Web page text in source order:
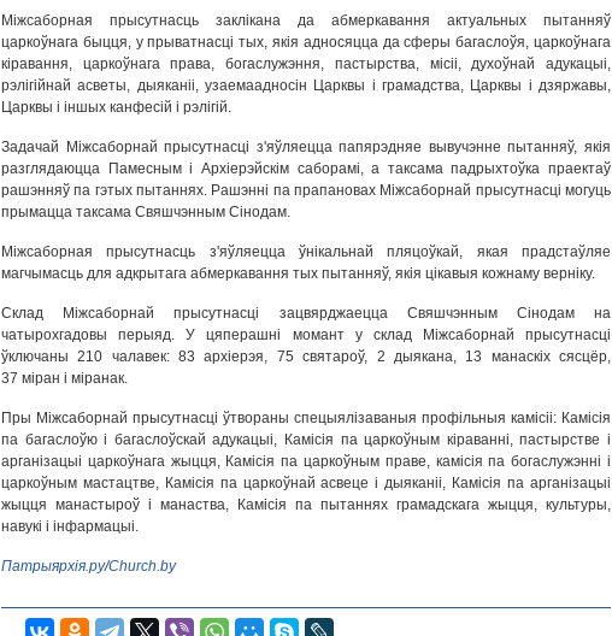
Міжсаборная прысутнасць заклікана да абмеркавання актуальных пытанняў
царкоўнага быцця, у прыватнасці тых, якія адносяцца да сферы багаслоўя, царкоўнага
кіравання, царкоўнага права, богаслужэння, пастырства, місіі, духоўнай адукацыі,
рэлігійнай асветы, дыяканіі, узаемаадносін Царквы і грамадства, Царквы і дзяржавы,
Царквы і іншых канфесій і рэлігій.
Задачай Міжсаборнай прысутнасці з'яўляецца папярэдняе вывучэнне пытанняў, якія
разглядаюцца Памесным і Архіерэйскім саборамі, а таксама падрыхтоўка праектаў
рашэнняў па гэтых пытаннях. Рашэнні па прапановах Міжсаборнай прысутнасці могуць
прымацца таксама Свяшчэнным Сінодам.
Міжсаборная прысутнасць з'яўляецца ўнікальнай пляцоўкай, якая прадстаўляе
магчымасць для адкрытага абмеркавання тых пытанняў, якія цікавыя кожнаму верніку.
Склад Міжсаборнай прысутнасці зацвярджаецца Свяшчэнным Сінодам на
чатырохгадовы перыяд. У цяперашні момант у склад Міжсаборнай прысутнасці
ўключаны 210 чалавек: 83 архіерэя, 75 святароў, 2 дыякана, 13 манаскіх сясцёр,
37 міран і міранак.
Пры Міжсаборнай прысутнасці ўтвораны спецыялізаваныя профільныя камісіі: Камісія
па багаслоўю і багаслоўскай адукацыі, Камісія па царкоўным кіраванні, пастырстве і
арганізацыі царкоўнага жыцця, Камісія па царкоўным праве, камісія па богаслужэнні і
царкоўным мастацтве, Камісія па царкоўнай асвеце і дыяканіі, Камісія па арганізацыі
жыцця манастыроў і манаства, Камісія па пытаннях грамадскага жыцця, культуры,
навукі і інфармацыі.
Патрыярхія.ру/Church.by